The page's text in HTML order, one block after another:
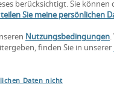
berücksichtigt. Sie
Sie meine persönlichen
Nutzungsbedingungen.
finden Sie in unserer
Daten nicht